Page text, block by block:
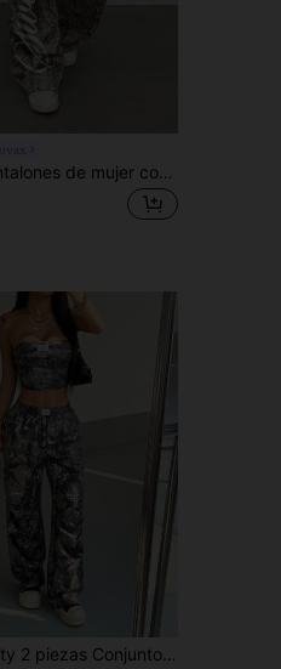
Rovax Pantalones de mujer con estilo casual y de calle, con parches de camuflaje y ramas, adecuados para uso diario y deportivo, primavera/verano
SHEIN Unity 2 piezas Conjunto de top tubo y pantalones largos casuales con estampado de hoja marchita vintage para mujer, otoño